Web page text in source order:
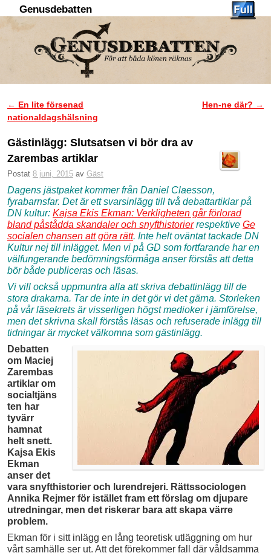
Genusdebatten
Inläggsnavigering
← En lite försenad
nationaldagshälsning
Hen-ne där? →
Gästinlägg: Slutsatsen vi bör dra av
Zarembas artiklar
Postat 8 juni, 2015 av Gäst
Dagens jästpaket kommer från Daniel Claesson,
fyrabarnsfar. Det är ett svarsinlägg till två debattartiklar på
DN kultur: Kajsa Ekis Ekman: Verkligheten går förlorad
bland påstådda skandaler och snyfthistorierrespektive Ge
socialen chansen att göra rätt. Inte helt oväntat tackade DN
Kultur nej till inlägget. Men vi på GD som fortfarande har en
välfungerande bedömningsförmåga anser förstås att detta
bör både publiceras och läsas.
Vi vill också uppmuntra alla att skriva debattinlägg till de
stora drakarna. Tar de inte in det gör vi det gärna. Storleken
på vår läsekrets är visserligen högst medioker i jämförelse,
men det skrivna skall förstås läsas och refuserade inlägg till
tidningar är mycket välkomna som gästinlägg.
Debatten
om Maciej
Zarembas
artiklar om
socialtjäns
ten har
tyvärr
hamnat
helt snett.
Kajsa Ekis
Ekman
anser det
vara snyfthistorier och lurendrejeri. Rättssociologen
Annika Rejmer för istället fram ett förslag om djupare
utredningar, men det riskerar bara att skapa värre
problem.
Ekman för i sitt inlägg en lång teoretisk utläggning om hur
vårt samhälle ser ut. Att det förekommer fall där våldsamma